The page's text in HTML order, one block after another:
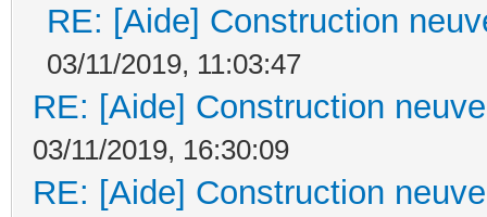
RE: [Aide] Construction
03/11/2019, 11:03:47
RE: [Aide] Construction
03/11/2019, 16:30:09
RE: [Aide] Construction